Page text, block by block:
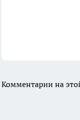
Комментарии на